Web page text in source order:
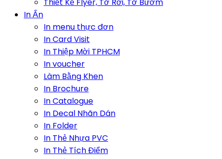
Thiết Kế Flyer, Tờ Rơi, Tờ Bướm
In Ấn
In menu thực đơn
In Card Visit
In Thiệp Mời TPHCM
In voucher
Làm Bằng Khen
In Brochure
In Catalogue
In Decal Nhãn Dán
In Folder
In Thẻ Nhựa PVC
In Thẻ Tích Điểm